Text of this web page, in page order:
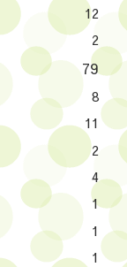
12
2
79
8
11
2
4
1
1
1